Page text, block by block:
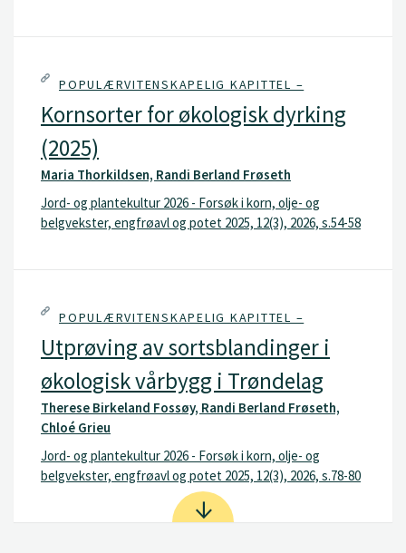
POPULÆRVITENSKAPELIG KAPITTEL –
Kornsorter for økologisk dyrking
(2025)
Maria Thorkildsen, Randi Berland Frøseth
Jord- og plantekultur 2026 - Forsøk i korn, olje- og
belgvekster, engfrøavl og potet 2025, 12(3), 2026, s.54-58
POPULÆRVITENSKAPELIG KAPITTEL –
Utprøving av sortsblandinger i
økologisk vårbygg i Trøndelag
Therese Birkeland Fossøy, Randi Berland Frøseth,
Chloé Grieu
Jord- og plantekultur 2026 - Forsøk i korn, olje- og
belgvekster, engfrøavl og potet 2025, 12(3), 2026, s.78-80